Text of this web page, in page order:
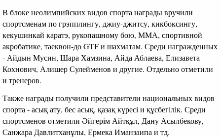
В блоке неолимпийских видов спорта награды вручили
спортсменам по грэпплингу, джиу-джитсу, кикбоксингу,
кекушинкай каратэ, рукопашному бою, ММА, спортивной
акробатике, таеквон-до GTF и шахматам. Среди награжденных
- Айдын Мусин, Шара Хамзина, Айда Аблаева, Елизавета
Кохнович, Алишер Сулейменов и другие. Отдельно отметили
и тренеров.
Также награды получили представители национальных видов
спорта - асық ату, бес асық, қазақ күресі и құсбегілік. Среди
спортсменов отметили Әйгерім Айтқұл, Дану Асылбекову,
Санжара Давлитханұлы, Ермека Иманзаипа и тд.